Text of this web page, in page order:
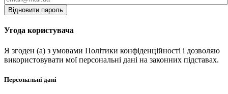
Відновити пароль
Угода користувача
Я згоден (а) з умовами Політики конфіденційності і дозволяю
використовувати мої персональні дані на законних підставах.
Персональні дані